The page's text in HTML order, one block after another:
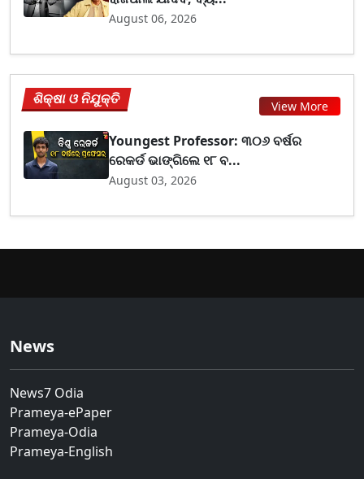
August 06, 2026
ଶିକ୍ଷା ଓ ନିଯୁକ୍ତି View More
Youngest Professor: ୩୦୬ ବର୍ଷର
ରେକର୍ଡ ଭାଙ୍ଗିଲେ ୧୮ ବ...
August 03, 2026
News
News7 Odia
Prameya-ePaper
Prameya-Odia
Prameya-English